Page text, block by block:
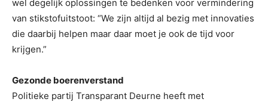
wel degelijk oplossingen te bedenken voor vermindering
van stikstofuitstoot: “We zijn altijd al bezig met innovaties
die daarbij helpen maar daar moet je ook de tijd voor
krijgen.”
Gezonde boerenverstand
Politieke partij Transparant Deurne heeft met